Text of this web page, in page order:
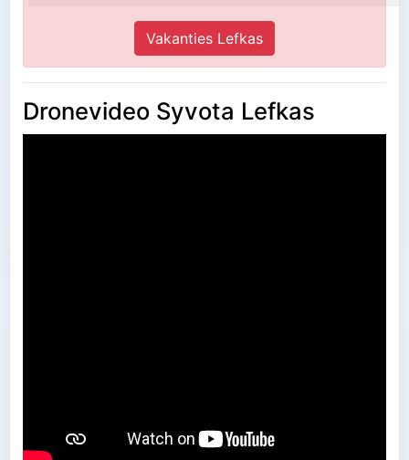
Vakanties Lefkas
Dronevideo Syvota Lefkas